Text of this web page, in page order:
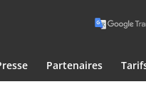
Partenaires